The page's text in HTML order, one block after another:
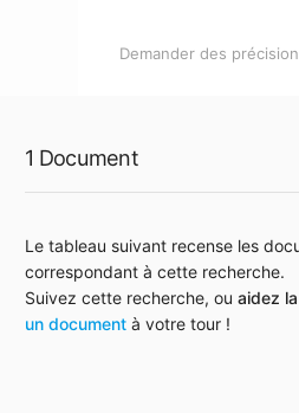
Demander des
1 Document
Le tableau suivant recense les
correspondant à cette recherche.
Suivez cette recherche, ou aidez
un document à votre tour !